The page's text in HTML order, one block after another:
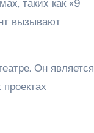
таких как «9
вызывают
Он является